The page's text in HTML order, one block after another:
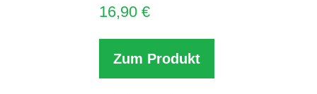
16,90 €
Zum Produkt